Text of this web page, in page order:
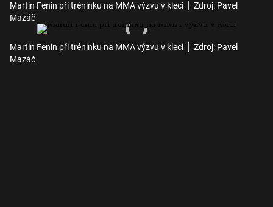
Martin Fenin při tréninku na MMA výzvu v kleci
Zdroj: Pavel
Mazáč
Martin Fenin při tréninku na MMA výzvu v kleci
Zdroj: Pavel
Mazáč